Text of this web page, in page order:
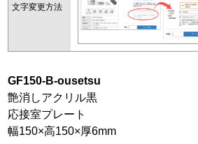
文字変更方法
GF150-B-ousetsu
艶消しアクリル黒
応接室プレート
幅150×高150×厚6mm